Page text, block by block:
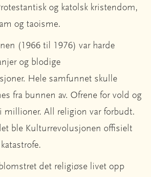
og katolsk kristendom,
og taoisme.
(1966 til 1976) var harde
og blodige
Hele samfunnet skulle
fra bunnen av. Ofrene for vold og
millioner. All religion var forbudt.
ble Kulturrevolusjonen offisielt
blomstret det religiøse livet opp